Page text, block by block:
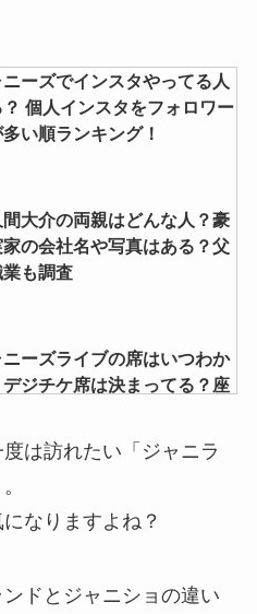
ニーズでインスタやってる人
？ 個人インスタをフォロワー
い順ランキング！
大介の両親はどんな人？豪
家の会社名や写真はある？父
も調査
ニーズライブの席はいつわか
デジチケ席は決まってる？座
ヤードの査定期間は？遅
定結果や振り込みがいつ
は訪れたい「ジャニラ
なりますよね？
ドとジャニショの違い